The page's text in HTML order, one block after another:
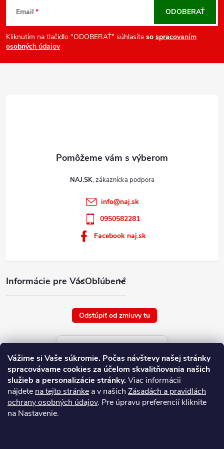
Vážime si Vaše súkromie. Počas návštevy našej stránky
spracovávame cookies za účelom skvalitňovania našich
služieb a personalizácie stránky.Viac informácii
nájdete na tejto stránke a v našich Zásadách a pravidlách
ochrany osobných údajov. Pre úpravu preferencií kliknite
na Nastavenie.
y
v
ý
i
Email
Kliknutím na tlačidlo "ODOBERAŤ" súhlasíte so spracovaním
osobných údajov
ODOBERAŤ
Informácie pre VásObľúbené
NAJ.SK
info@naj.sk
0950582281
Facebook naj.sk
Odstúpiť od zmluvy tu
Aktuálne ceny tovaru
platné od : 9/8/2026